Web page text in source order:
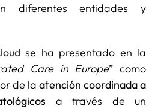
diferentes entidades y
se ha presentado en la
Care in Europe” como
de la atención coordinada a
a través de un